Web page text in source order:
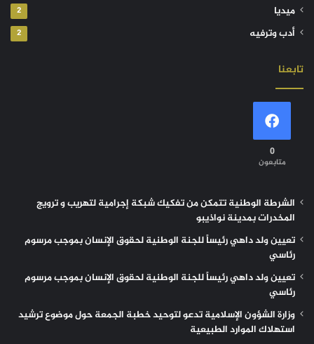
ميديا 2
أدب وترفيه 2
تابعنا
0
متابعون
الشرطة الوطنية تتمكن من تفكيك شبكة إجرامية لتهريب و ترويج
المخدرات بمدينة نواذيبو
تعيين ولد داهي رئيساً للجنة الوطنية لحقوق الإنسان بموجب مرسوم
رئاسي
تعيين ولد داهي رئيساً للجنة الوطنية لحقوق الإنسان بموجب مرسوم
رئاسي
وزارة الشؤون الإسلامية تدعو لتوحيد خطبة الجمعة حول موضوع ترشيد
استهلاك الموارد الطبيعية